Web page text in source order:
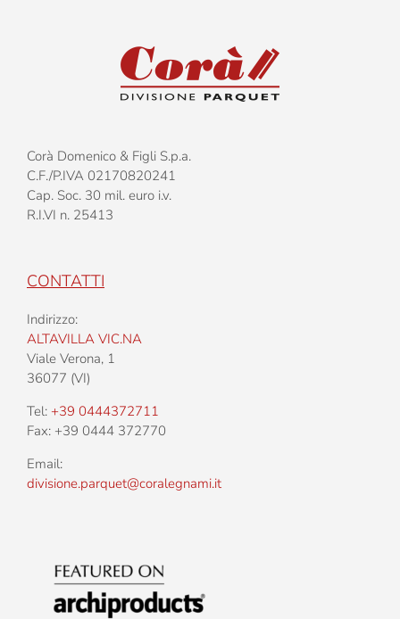
Corà Domenico & Figli S.p.a.
C.F./P.IVA 02170820241
Cap. Soc. 30 mil. euro i.v.
R.I.VI n. 25413
CONTATTI
Indirizzo:
ALTAVILLA VIC.NA
Viale Verona, 1
36077 (VI)
Tel: +39 0444372711
Fax: +39 0444 372770
Email:
divisione.parquet@coralegnami.it